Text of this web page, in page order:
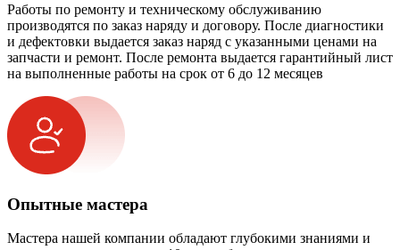
Работы по ремонту и техническому обслуживанию
производятся по заказ наряду и договору. После диагностики
и дефектовки выдается заказ наряд с указанными ценами на
запчасти и ремонт. После ремонта выдается гарантийный лист
на выполненные работы на срок от 6 до 12 месяцев
Опытные мастера
Мастера нашей компании обладают глубокими знаниями и